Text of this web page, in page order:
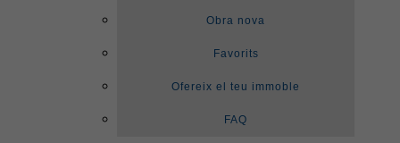
Obra nova
Favorits
Ofereix el teu immoble
FAQ